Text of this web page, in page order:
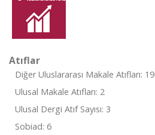
Atıflar
Diğer Uluslararası Makale Atıfları: 19
Ulusal Makale Atıfları: 2
Ulusal Dergi Atıf Sayısı: 3
Sobiad: 6